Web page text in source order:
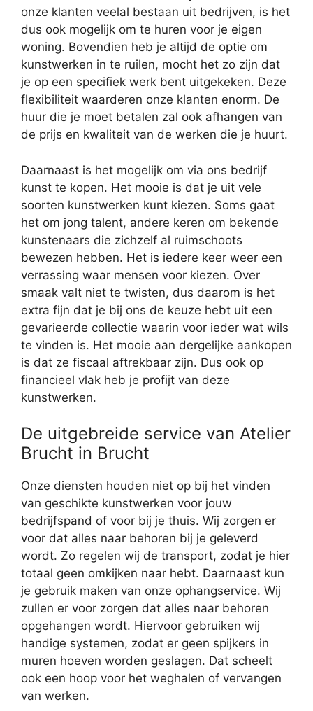
onze klanten veelal bestaan uit bedrijven, is het
dus ook mogelijk om te huren voor je eigen
woning. Bovendien heb je altijd de optie om
kunstwerken in te ruilen, mocht het zo zijn dat
je op een specifiek werk bent uitgekeken. Deze
flexibiliteit waarderen onze klanten enorm. De
huur die je moet betalen zal ook afhangen van
de prijs en kwaliteit van de werken die je huurt.
Daarnaast is het mogelijk om via ons bedrijf
kunst te kopen. Het mooie is dat je uit vele
soorten kunstwerken kunt kiezen. Soms gaat
het om jong talent, andere keren om bekende
kunstenaars die zichzelf al ruimschoots
bewezen hebben. Het is iedere keer weer een
verrassing waar mensen voor kiezen. Over
smaak valt niet te twisten, dus daarom is het
extra fijn dat je bij ons de keuze hebt uit een
gevarieerde collectie waarin voor ieder wat wils
te vinden is. Het mooie aan dergelijke aankopen
is dat ze fiscaal aftrekbaar zijn. Dus ook op
financieel vlak heb je profijt van deze
kunstwerken.
De uitgebreide service van Atelier
Brucht in Brucht
Onze diensten houden niet op bij het vinden
van geschikte kunstwerken voor jouw
bedrijfspand of voor bij je thuis. Wij zorgen er
voor dat alles naar behoren bij je geleverd
wordt. Zo regelen wij de transport, zodat je hier
totaal geen omkijken naar hebt. Daarnaast kun
je gebruik maken van onze ophangservice. Wij
zullen er voor zorgen dat alles naar behoren
opgehangen wordt. Hiervoor gebruiken wij
handige systemen, zodat er geen spijkers in
muren hoeven worden geslagen. Dat scheelt
ook een hoop voor het weghalen of vervangen
van werken.